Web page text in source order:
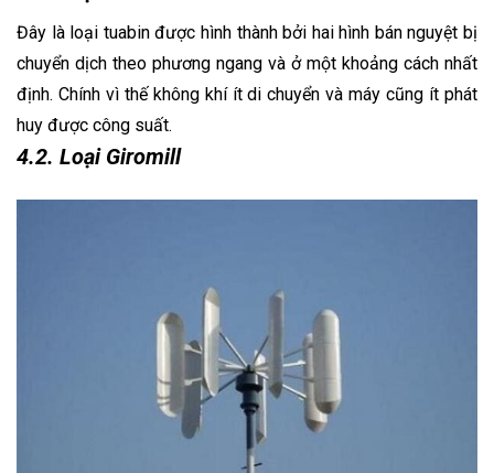
Đây là loại tuabin được hình thành bởi hai hình bán nguyệt bị
chuyển dịch theo phương ngang và ở một khoảng cách nhất
định. Chính vì thế không khí ít di chuyển và máy cũng ít phát
huy được công suất.
4.2. Loại Giromill